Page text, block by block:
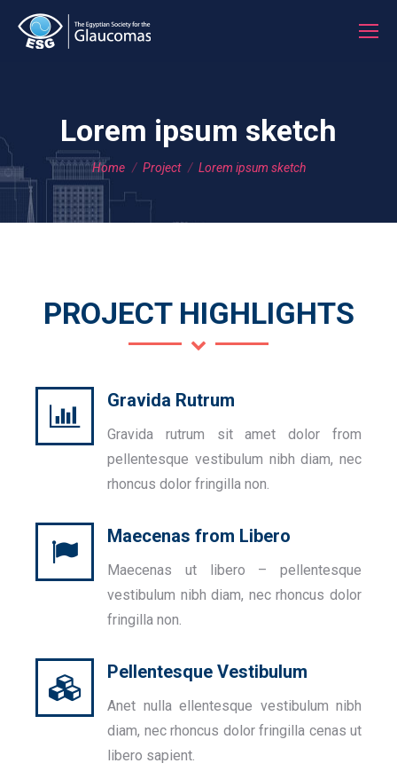
Lorem ipsum sketch
You are here:
Home Project Lorem ipsum sketch
PROJECT HIGHLIGHTS
Gravida Rutrum
Gravida rutrum sit amet dolor from
pellentesque vestibulum nibh diam, nec
rhoncus dolor fringilla non.
Maecenas from Libero
Maecenas ut libero – pellentesque
vestibulum nibh diam, nec rhoncus dolor
fringilla non.
Pellentesque Vestibulum
Anet nulla ellentesque vestibulum nibh
diam, nec rhoncus dolor fringilla cenas ut
libero sapient.